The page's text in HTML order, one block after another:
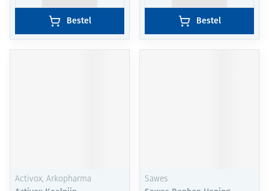
Bestel Bestel
Activox, Arkopharma Sawes